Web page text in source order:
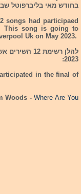
בחודש מאי בליברפוטל
songs had participaed
This song is going to
Uk on May 2023.
להלן רשימת
2023:
in the final of
Woods -Where Are You